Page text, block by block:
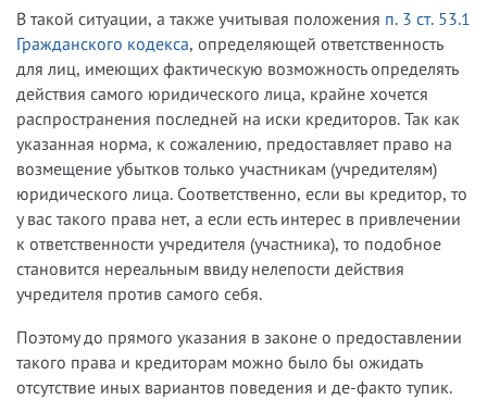
В такой ситуации, а также учитывая положения п. 3 ст. 53.1
Гражданского кодекса, определяющей ответственность
для лиц, имеющих фактическую возможность определять
действия самого юридического лица, крайне хочется
распространения последней на иски кредиторов. Так как
указанная норма, к сожалению, предоставляет право на
возмещение убытков только участникам (учредителям)
юридического лица. Соответственно, если вы кредитор, то
у вас такого права нет, а если есть интерес в привлечении
к ответственности учредителя (участника), то подобное
становится нереальным ввиду нелепости действия
учредителя против самого себя.
Поэтому до прямого указания в законе о предоставлении
такого права и кредиторам можно было бы ожидать
отсутствие иных вариантов поведения и де-факто тупик.